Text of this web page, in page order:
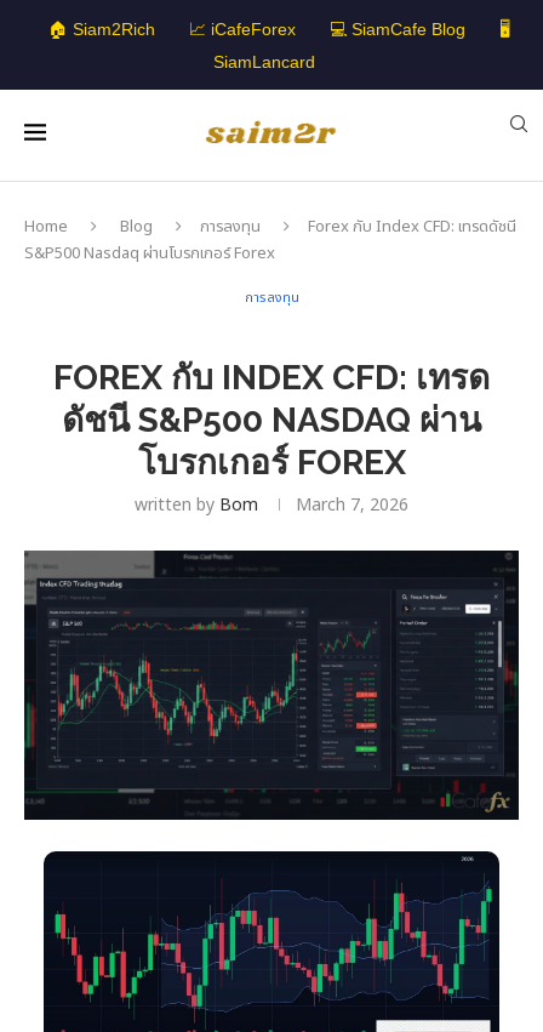
🏠 Siam2Rich 📈 iCafeForex 💻 SiamCafe Blog
🖥️
SiamLancard
Home Blog การลงทุน
Forex กับ Index CFD: เทรดดัชนี
S&P500 Nasdaq ผ่านโบรกเกอร์ Forex
การลงทุน
FOREX กับ INDEX CFD: เทรด
ดัชนี S&P500 NASDAQ ผ่าน
โบรกเกอร์ FOREX
written by Bom March 7, 2026